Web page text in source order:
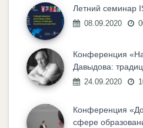
Летний семинар
08.09.2020
Конференция
Давыдова:
24.09.2020
Конференция
сфере